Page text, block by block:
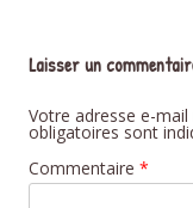
Laisser un
Votre adresse e-
obligatoires sont
Commentaire *